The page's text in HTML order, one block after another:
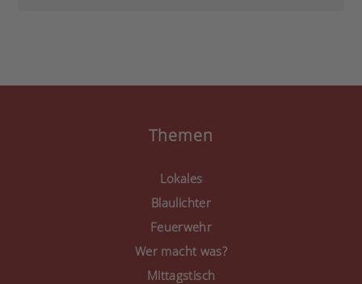
Mehr Informationen
Akzeptieren
Consent Management
Themen
Lokales
Blaulichter
Feuerwehr
Wer macht was?
Mittagstisch